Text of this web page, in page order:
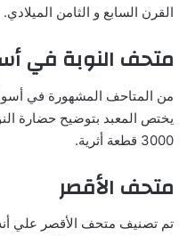
القرن السابع و الثامن الميلادي.
متحف النوبة في
يختص المعبد بتوضيح حضارة
3000 قطعة أثرية.
متحف الأقصر
تم تصنيف متحف الأقصر علي